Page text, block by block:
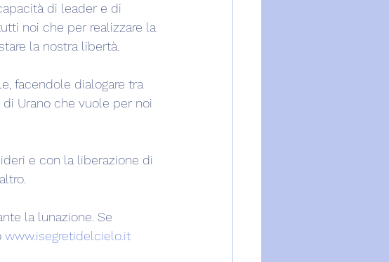
di leader e di
noi che per realizzare la
la nostra libertà.
facendole dialogare tra
Urano che vuole per noi
e con la liberazione di
la lunazione. Se
www.isegretidelcielo.it